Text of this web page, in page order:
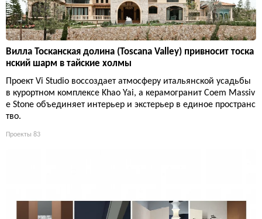
Вилла Тосканская долина (Toscana Valley) привносит тоска
нский шарм в тайские холмы
Проект Vi Studio воссоздает атмосферу итальянской усадьбы
в курортном комплексе Khao Yai, а керамогранит Coem Massiv
e Stone объединяет интерьер и экстерьер в единое пространс
тво.
Проекты 83